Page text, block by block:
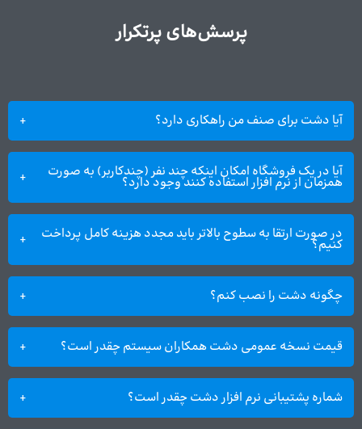
پرسش‌های پرتکرار
آیا دشت برای صنف من راهکاری دارد؟
آیا در یک فروشگاه امکان اینکه چند نفر (چندکاربر) به صورت
همزمان از نرم افزار استفاده کنند وجود دارد؟
در صورت ارتقا به سطوح بالاتر باید مجدد هزینه کامل پرداخت
کنیم؟
چگونه دشت را نصب کنم؟
قیمت نسخه عمومی دشت همکاران سیستم چقدر است؟
شماره پشتیبانی نرم افزار دشت چقدر است؟